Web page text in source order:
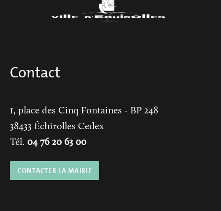
Contact
1, place des Cinq Fontaines - BP 248
38433 Échirolles Cedex
Tél. 04 76 20 63 00
CONTACTER LA MAIRIE